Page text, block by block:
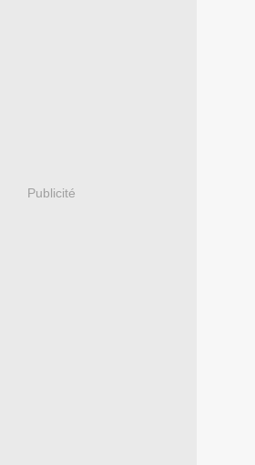
Publicité